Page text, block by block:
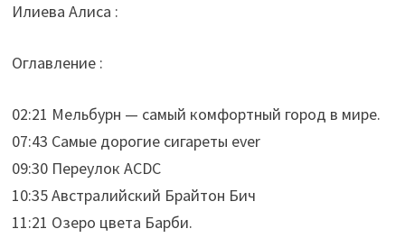
Илиева Алиса :
Оглавление :
02:21 Мельбурн — самый комфортный город в мире.
07:43 Самые дорогие сигареты ever
09:30 Переулок ACDC
10:35 Австралийский Брайтон Бич
11:21 Озеро цвета Барби.